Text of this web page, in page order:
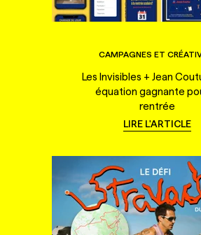
CAMPAGNES ET
Les Invisibles + Jean
équation gagnante
rentrée
LIRE L'ARTICLE